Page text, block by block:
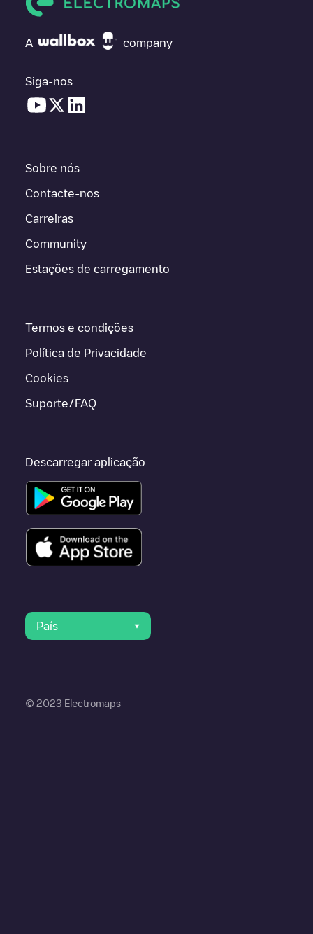
A company
Siga-nos
Sobre nós
Contacte-nos
Carreiras
Community
Estações de carregamento
Termos e condições
Política de Privacidade
Cookies
Suporte/FAQ
Descarregar aplicação
País
© 2023 Electromaps